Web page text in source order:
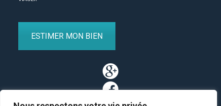
ESTIMER MON BIEN